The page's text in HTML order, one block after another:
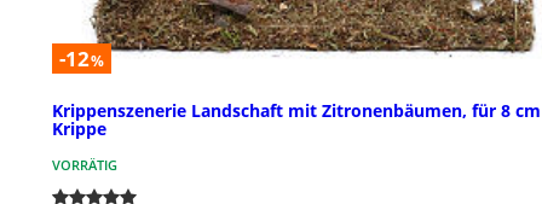
-12%
Krippenszenerie Landschaft mit Zitronenbäumen, für 8 cm
Krippe
VORRÄTIG